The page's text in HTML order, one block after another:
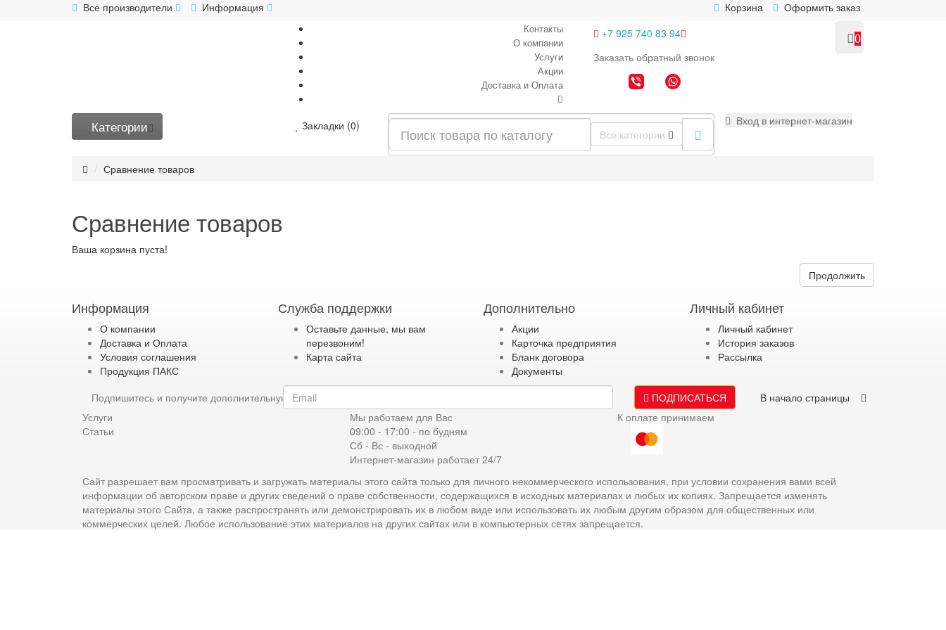
Корзина Оформить заказ
Все производители Информация
Контакты
О компании
Услуги
Акции
Доставка и Оплата
+7 925 740 83 94
Заказать обратный звонок
0
Категории Закладки (0)
Все категории
Вход в интернет-магазин
Сравнение товаров
Сравнение товаров
Ваша корзина пуста!
Продолжить
Информация
О компании
Доставка и Оплата
Условия соглашения
Продукция ПАКС
Служба поддержки
Оставьте данные, мы вам
перезвоним!
Карта сайта
Дополнительно
Акции
Карточка предприятия
Бланк договора
Документы
Личный кабинет
Личный кабинет
История заказов
Рассылка
Подпишитесь и получите дополнительную скидку ПОДПИСАТЬСЯ
В начало страницы
Услуги
Статьи
Мы работаем для Вас
09:00 - 17:00 - по будням
Сб - Вс - выходной
Интернет-магазин работает 24/7
К оплате принимаем
Сайт разрешает вам просматривать и загружать материалы этого сайта только для личного некоммерческого использования, при условии сохранения вами всей
информации об авторском праве и других сведений о праве собственности, содержащихся в исходных материалах и любых их копиях. Запрещается изменять
материалы этого Сайта, а также распространять или демонстрировать их в любом виде или использовать их любым другим образом для общественных или
коммерческих целей. Любое использование этих материалов на других сайтах или в компьютерных сетях запрещается.